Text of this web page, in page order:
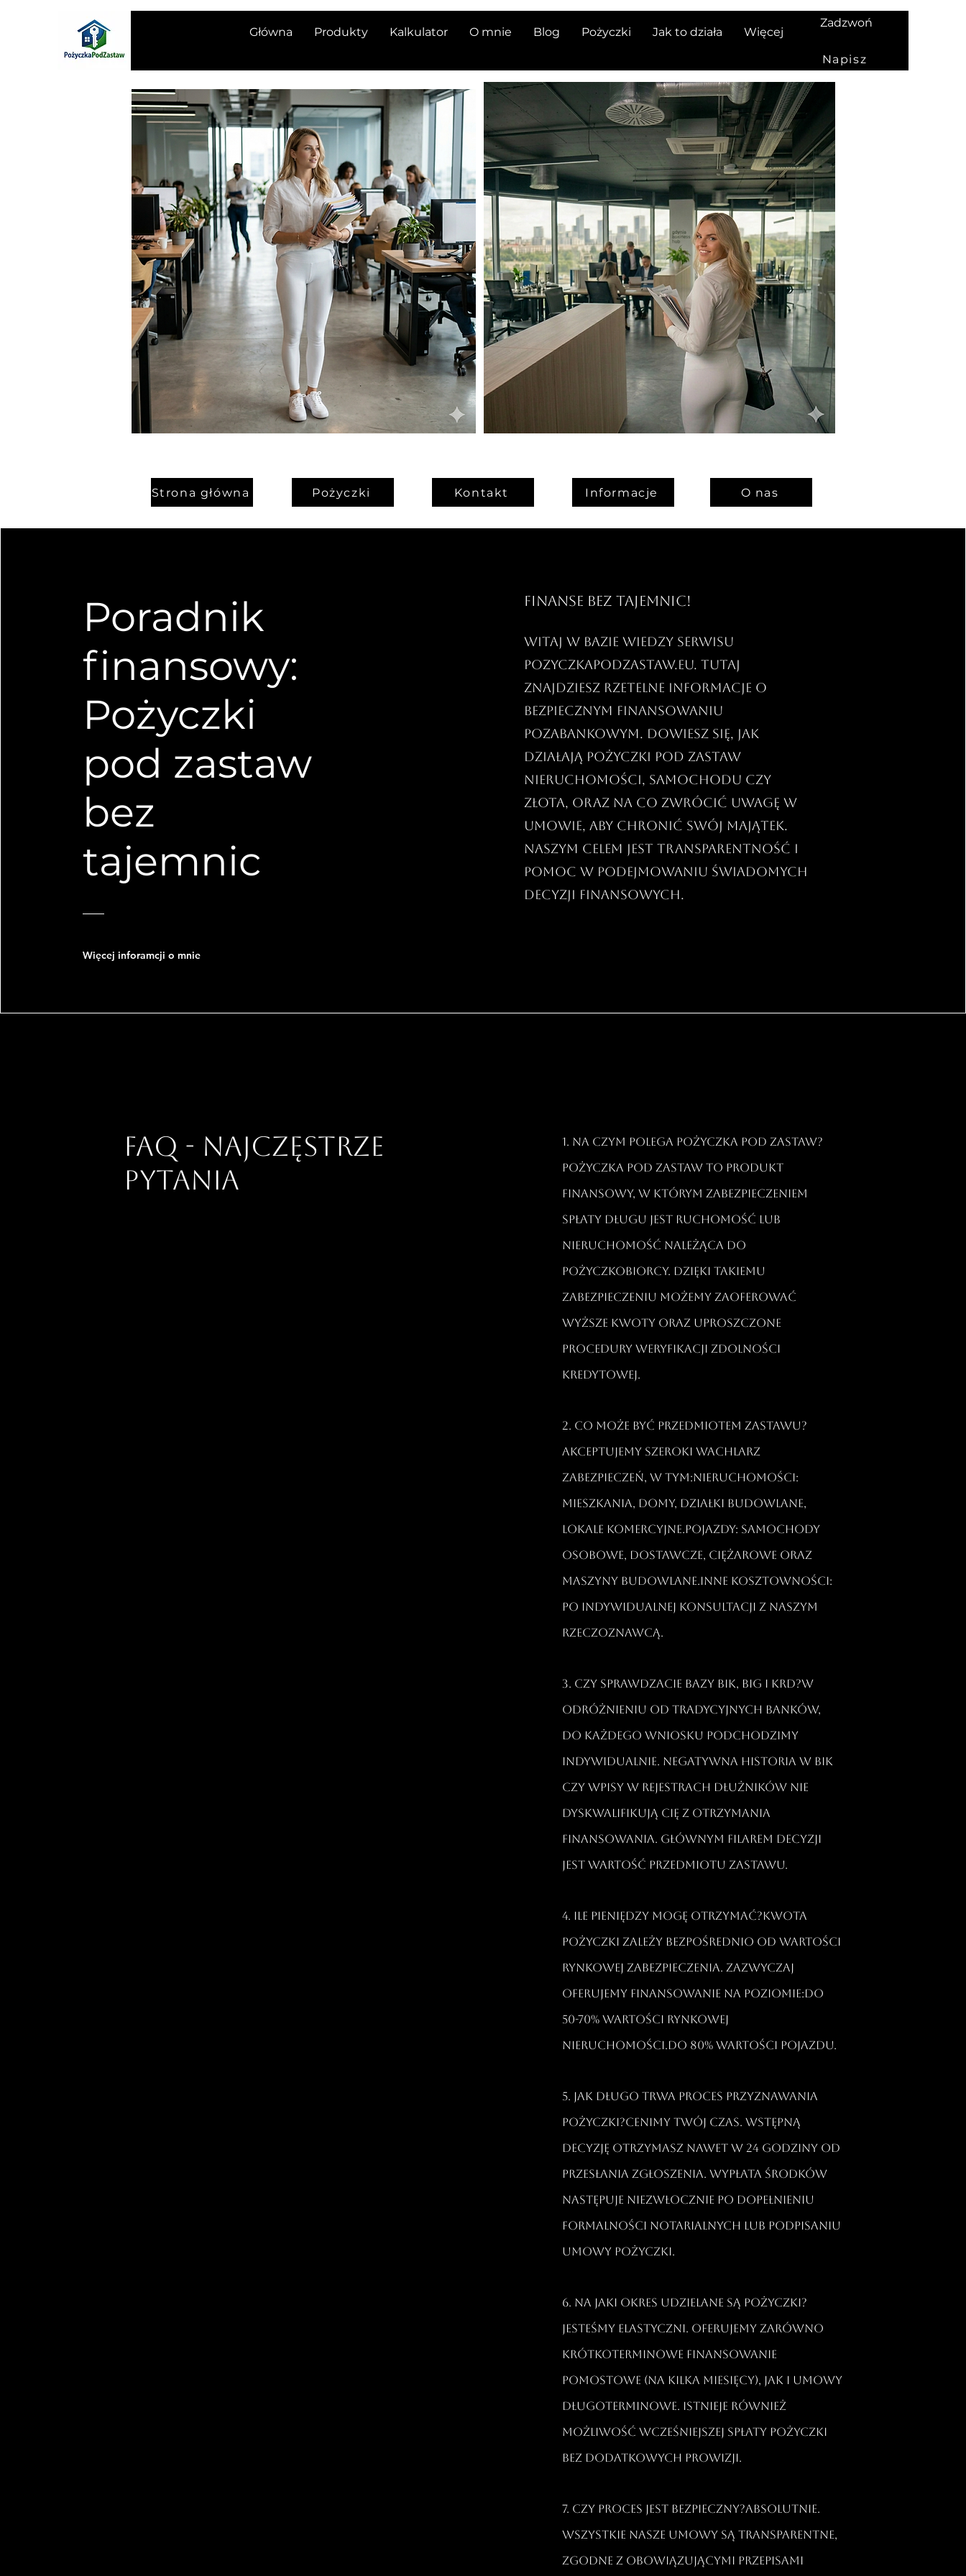
Główna Produkty Kalkulator O mnie Blog Pożyczki Jak to działa Więcej
Zadzwoń
Napisz
Strona główna Pożyczki Kontakt Informacje O nas
Poradnik
finansowy:
Pożyczki
pod zastaw
bez
tajemnic
Więcej inforamcji o mnie
Finanse bez tajemnic!
Witaj w bazie wiedzy serwisu
PozyczkaPodZastaw.eu. Tutaj
znajdziesz rzetelne informacje o
bezpiecznym finansowaniu
pozabankowym. Dowiesz się, jak
działają pożyczki pod zastaw
nieruchomości, samochodu czy
złota, oraz na co zwrócić uwagę w
umowie, aby chronić swój majątek.
Naszym celem jest transparentność i
pomoc w podejmowaniu świadomych
decyzji finansowych.
FAQ - NAJCZĘSTRZE
PYTANIA
1. Na czym polega pożyczka pod zastaw?
Pożyczka pod zastaw to produkt
finansowy, w którym zabezpieczeniem
spłaty długu jest ruchomość lub
nieruchomość należąca do
pożyczkobiorcy. Dzięki takiemu
zabezpieczeniu możemy zaoferować
wyższe kwoty oraz uproszczone
procedury weryfikacji zdolności
kredytowej.​
2. Co może być przedmiotem zastawu?
Akceptujemy szeroki wachlarz
zabezpieczeń, w tym:Nieruchomości:
mieszkania, domy, działki budowlane,
lokale komercyjne.Pojazdy: samochody
osobowe, dostawcze, ciężarowe oraz
maszyny budowlane.Inne kosztowności:
po indywidualnej konsultacji z naszym
rzeczoznawcą.​
3. Czy sprawdzacie bazy BIK, BIG i KRD?W
odróżnieniu od tradycyjnych banków,
do każdego wniosku podchodzimy
indywidualnie. Negatywna historia w BIK
czy wpisy w rejestrach dłużników nie
dyskwalifikują Cię z otrzymania
finansowania. Głównym filarem decyzji
jest wartość przedmiotu zastawu.​
4. Ile pieniędzy mogę otrzymać?Kwota
pożyczki zależy bezpośrednio od wartości
rynkowej zabezpieczenia. Zazwyczaj
oferujemy finansowanie na poziomie:Do
50-70% wartości rynkowej
nieruchomości.Do 80% wartości pojazdu.​
5. Jak długo trwa proces przyznawania
pożyczki?Cenimy Twój czas. Wstępną
decyzję otrzymasz nawet w 24 godziny od
przesłania zgłoszenia. Wypłata środków
następuje niezwłocznie po dopełnieniu
formalności notarialnych lub podpisaniu
umowy pożyczki.​
6. Na jaki okres udzielane są pożyczki?
Jesteśmy elastyczni. Oferujemy zarówno
krótkoterminowe finansowanie
pomostowe (na kilka miesięcy), jak i umowy
długoterminowe. Istnieje również
możliwość wcześniejszej spłaty pożyczki
bez dodatkowych prowizji.​
7. Czy proces jest bezpieczny?Absolutnie.
Wszystkie nasze umowy są transparentne,
zgodne z obowiązującymi przepisami